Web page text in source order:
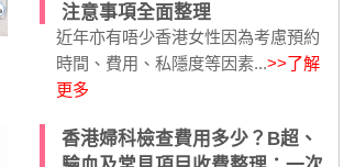
注意事項全面整理
近年亦有唔少香港女性因為考慮預約
時間、費用、私隱度等因素...>>了解
更多
香港婦科檢查費用多少？B超、